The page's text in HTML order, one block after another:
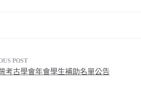
考古學會年會學生補助名單公告